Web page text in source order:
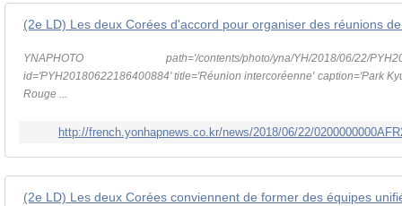
(2e LD) Les deux Corées d'accord pour organiser des réunions
YNAPHOTO path='/contents/photo/yna/YH/2018/06/22/
id='PYH20180622186400884' title='Réunion intercoréenne' caption='Park
Rouge ...
http://french.yonhapnews.co.kr/news/2018/06/22/
(2e LD) Les deux Corées conviennent de former des équipes